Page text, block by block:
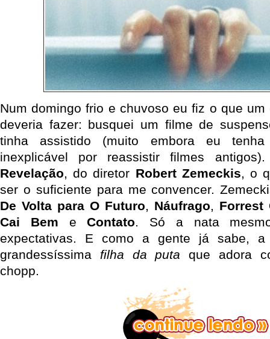
Num domingo frio e chuvoso eu fiz o que
deveria fazer: busquei um filme de
tinha assistido (muito embora eu
inexplicável por reassistir filmes
Revelação, do diretor Robert Zemeckis, o
ser o suficiente para me convencer.
De Volta para O Futuro, Náufrago, Forrest
Cai Bem eContato. Só a nata
expectativas. E como a gente já sabe, a
grandessíssima filha da puta que adora
chopp.